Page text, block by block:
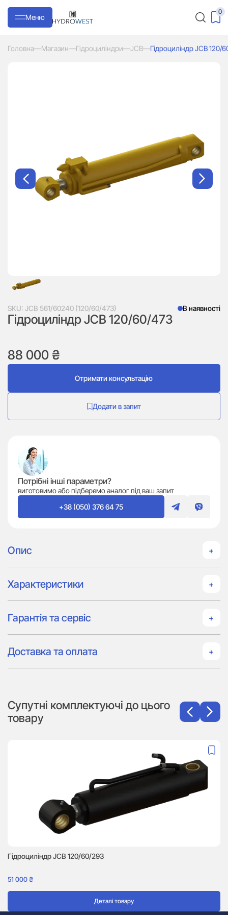
Меню
0
Головна—Магазин—Гідроциліндри—JCB—Гідроциліндр JCB 120/
SKU: JCB 561/60240 (120/60/473) В наявності
Гідроциліндр JCB 120/60/473
88 000 ₴
Отримати консультацію
Додати в запит
Потрібні інші параметри?
виготовимо або підберемо аналог під ваш запит
+38 (050) 376 64 75
Опис
Характеристики
Гарантія та сервіс
Доставка та оплата
Супутні комплектуючі до цього
товару
Гідроциліндр JCB 120/60/293
51 000₴
Деталі товару